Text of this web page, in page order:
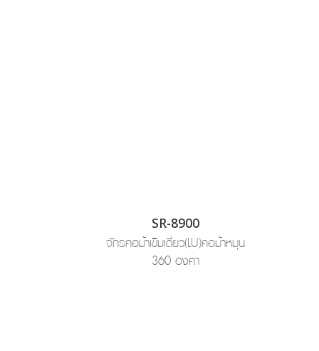
SR-8900
จักรคอม้าเข็มเดี่ยว(LU)คอม้าหมุน
360 องศา